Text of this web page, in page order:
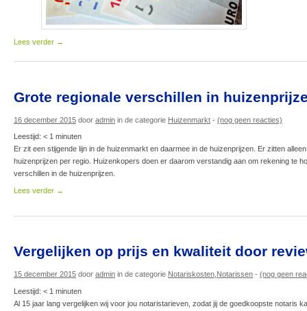
Lees verder →
Grote regionale verschillen in
16 december 2015 door admin in de categorie Huizenmarkt - (nog geen reacties)
Leestijd: < 1 minuten
Er zit een stijgende lijn in de huizenmarkt en daarmee in de huizenprijzen. Er zitten
huizenprijzen per regio. Huizenkopers doen er daarom verstandig aan om rekening te
verschillen in de huizenprijzen.
Lees verder →
Vergelijken op prijs en kwaliteit door
15 december 2015 door admin in de categorie Notariskosten,Notarissen - (nog geen
Leestijd: < 1 minuten
Al 15 jaar lang vergelijken wij voor jou notaristarieven, zodat jij de goedkoopste notaris